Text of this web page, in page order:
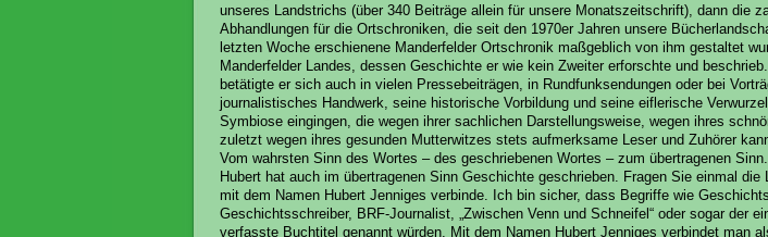
unseres Landstrichs (über 340 Beiträge allein für unsere Monatszeitschrift), dann die
Abhandlungen für die Ortschroniken, die seit den 1970er Jahren unsere
letzten Woche erschienene Manderfelder Ortschronik maßgeblich von ihm gestaltet
Manderfelder Landes, dessen Geschichte er wie kein Zweiter erforschte und
betätigte er sich auch in vielen Pressebeiträgen, in Rundfunksendungen oder bei
journalistisches Handwerk, seine historische Vorbildung und seine eiflerische
Symbiose eingingen, die wegen ihrer sachlichen Darstellungsweise, wegen ihres
zuletzt wegen ihres gesunden Mutterwitzes stets aufmerksame Leser und Zuhörer
Vom wahrsten Sinn des Wortes – des geschriebenen Wortes – zum übertragenen Sinn.
Hubert hat auch im übertragenen Sinn Geschichte geschrieben. Fragen Sie einmal
mit dem Namen Hubert Jenniges verbinde. Ich bin sicher, dass Begriffe wie
Geschichtsschreiber, BRF-Journalist, „Zwischen Venn und Schneifel“ oder sogar der
verfasste Buchtitel genannt würden. Mit dem Namen Hubert Jenniges verbindet man